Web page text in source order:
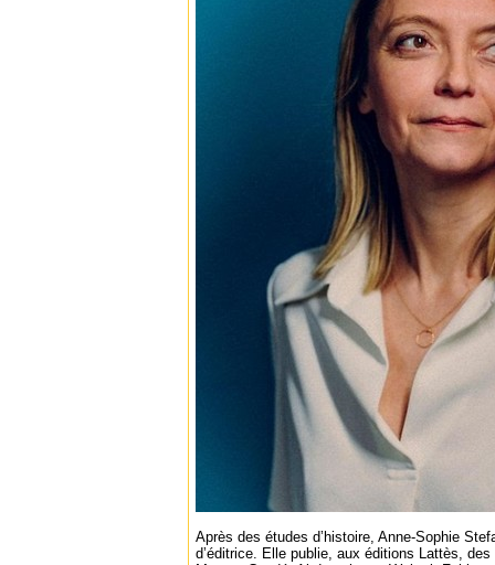
Après des études d’histoire, Anne-Sophie
d’éditrice. Elle publie, aux éditions Lattès,